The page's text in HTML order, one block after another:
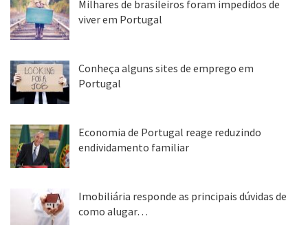
Milhares de brasileiros foram impedidos de
viver em Portugal
Conheça alguns sites de emprego em
Portugal
Economia de Portugal reage reduzindo
endividamento familiar
Imobiliária responde as principais dúvidas de
como alugar…